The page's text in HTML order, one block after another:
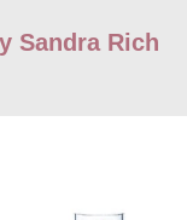
Sandra Rich